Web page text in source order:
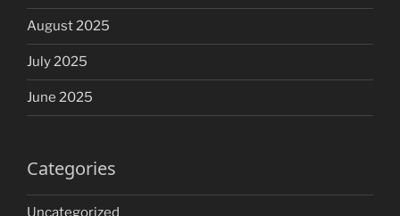
August 2025
July 2025
June 2025
Categories
Uncategorized